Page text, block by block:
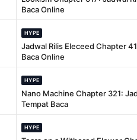
Baca Online
HYPE
Jadwal Rilis Eleceed Chapter
Baca Online
HYPE
Nano Machine Chapter 321:
Tempat Baca
HYPE